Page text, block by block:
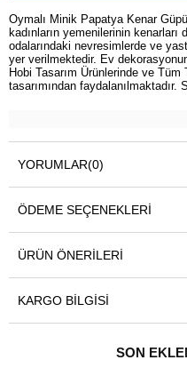
Oymalı Minik Papatya Kenar
kadınların yemenilerinin
odalarındaki nevresimlerde ve
yer verilmektedir. Ev
Hobi Tasarım Ürünlerinde ve
tasarımından faydalanılmaktadır.
YORUMLAR(0)
ÖDEME SEÇENEKLERI
ÜRÜN ÖNERILERI
KARGO BILGISI
SON